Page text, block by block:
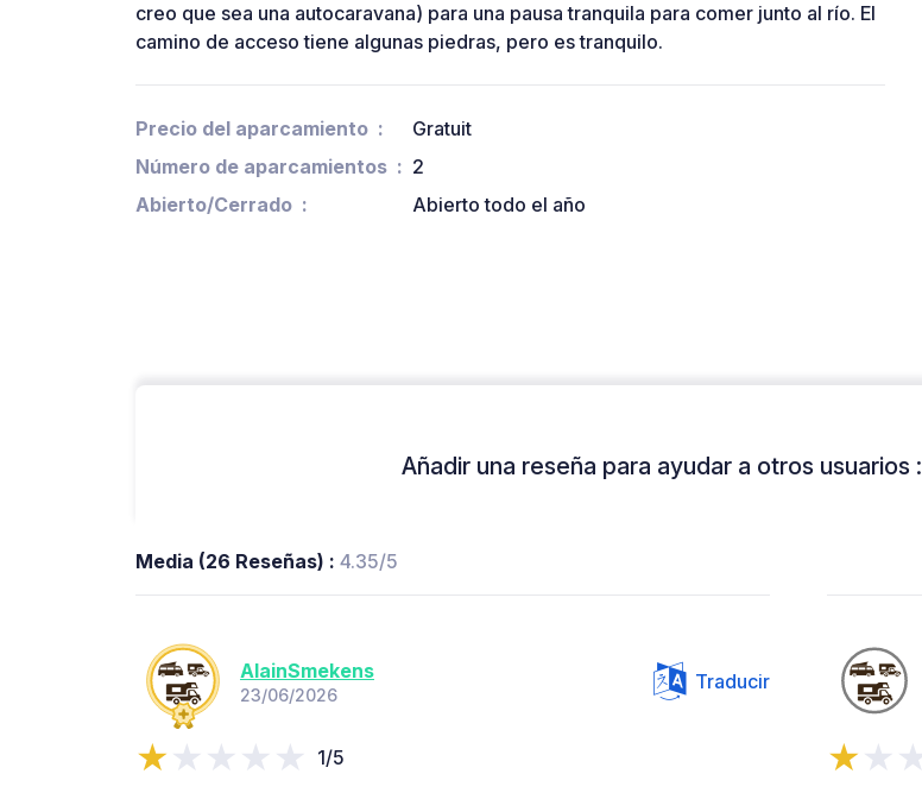
creo que sea una autocaravana) para una pausa tranquila para comer junto al río. El
camino de acceso tiene algunas piedras, pero es tranquilo.
Precio del aparcamiento
Gratuit
Número de aparcamientos
2
Abierto/Cerrado
Abierto todo el año
Añadir una reseña para ayudar a otros usuarios :
Media (26 Reseñas) : 4.35/5
AlainSmekens
23/06/2026
Traducir
1/5